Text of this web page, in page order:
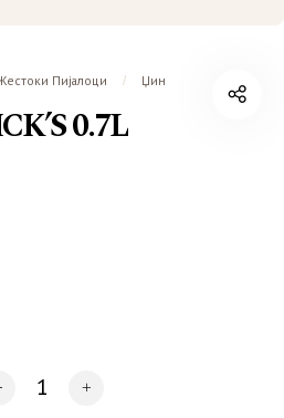
Пијалоци / Џин
0.7L